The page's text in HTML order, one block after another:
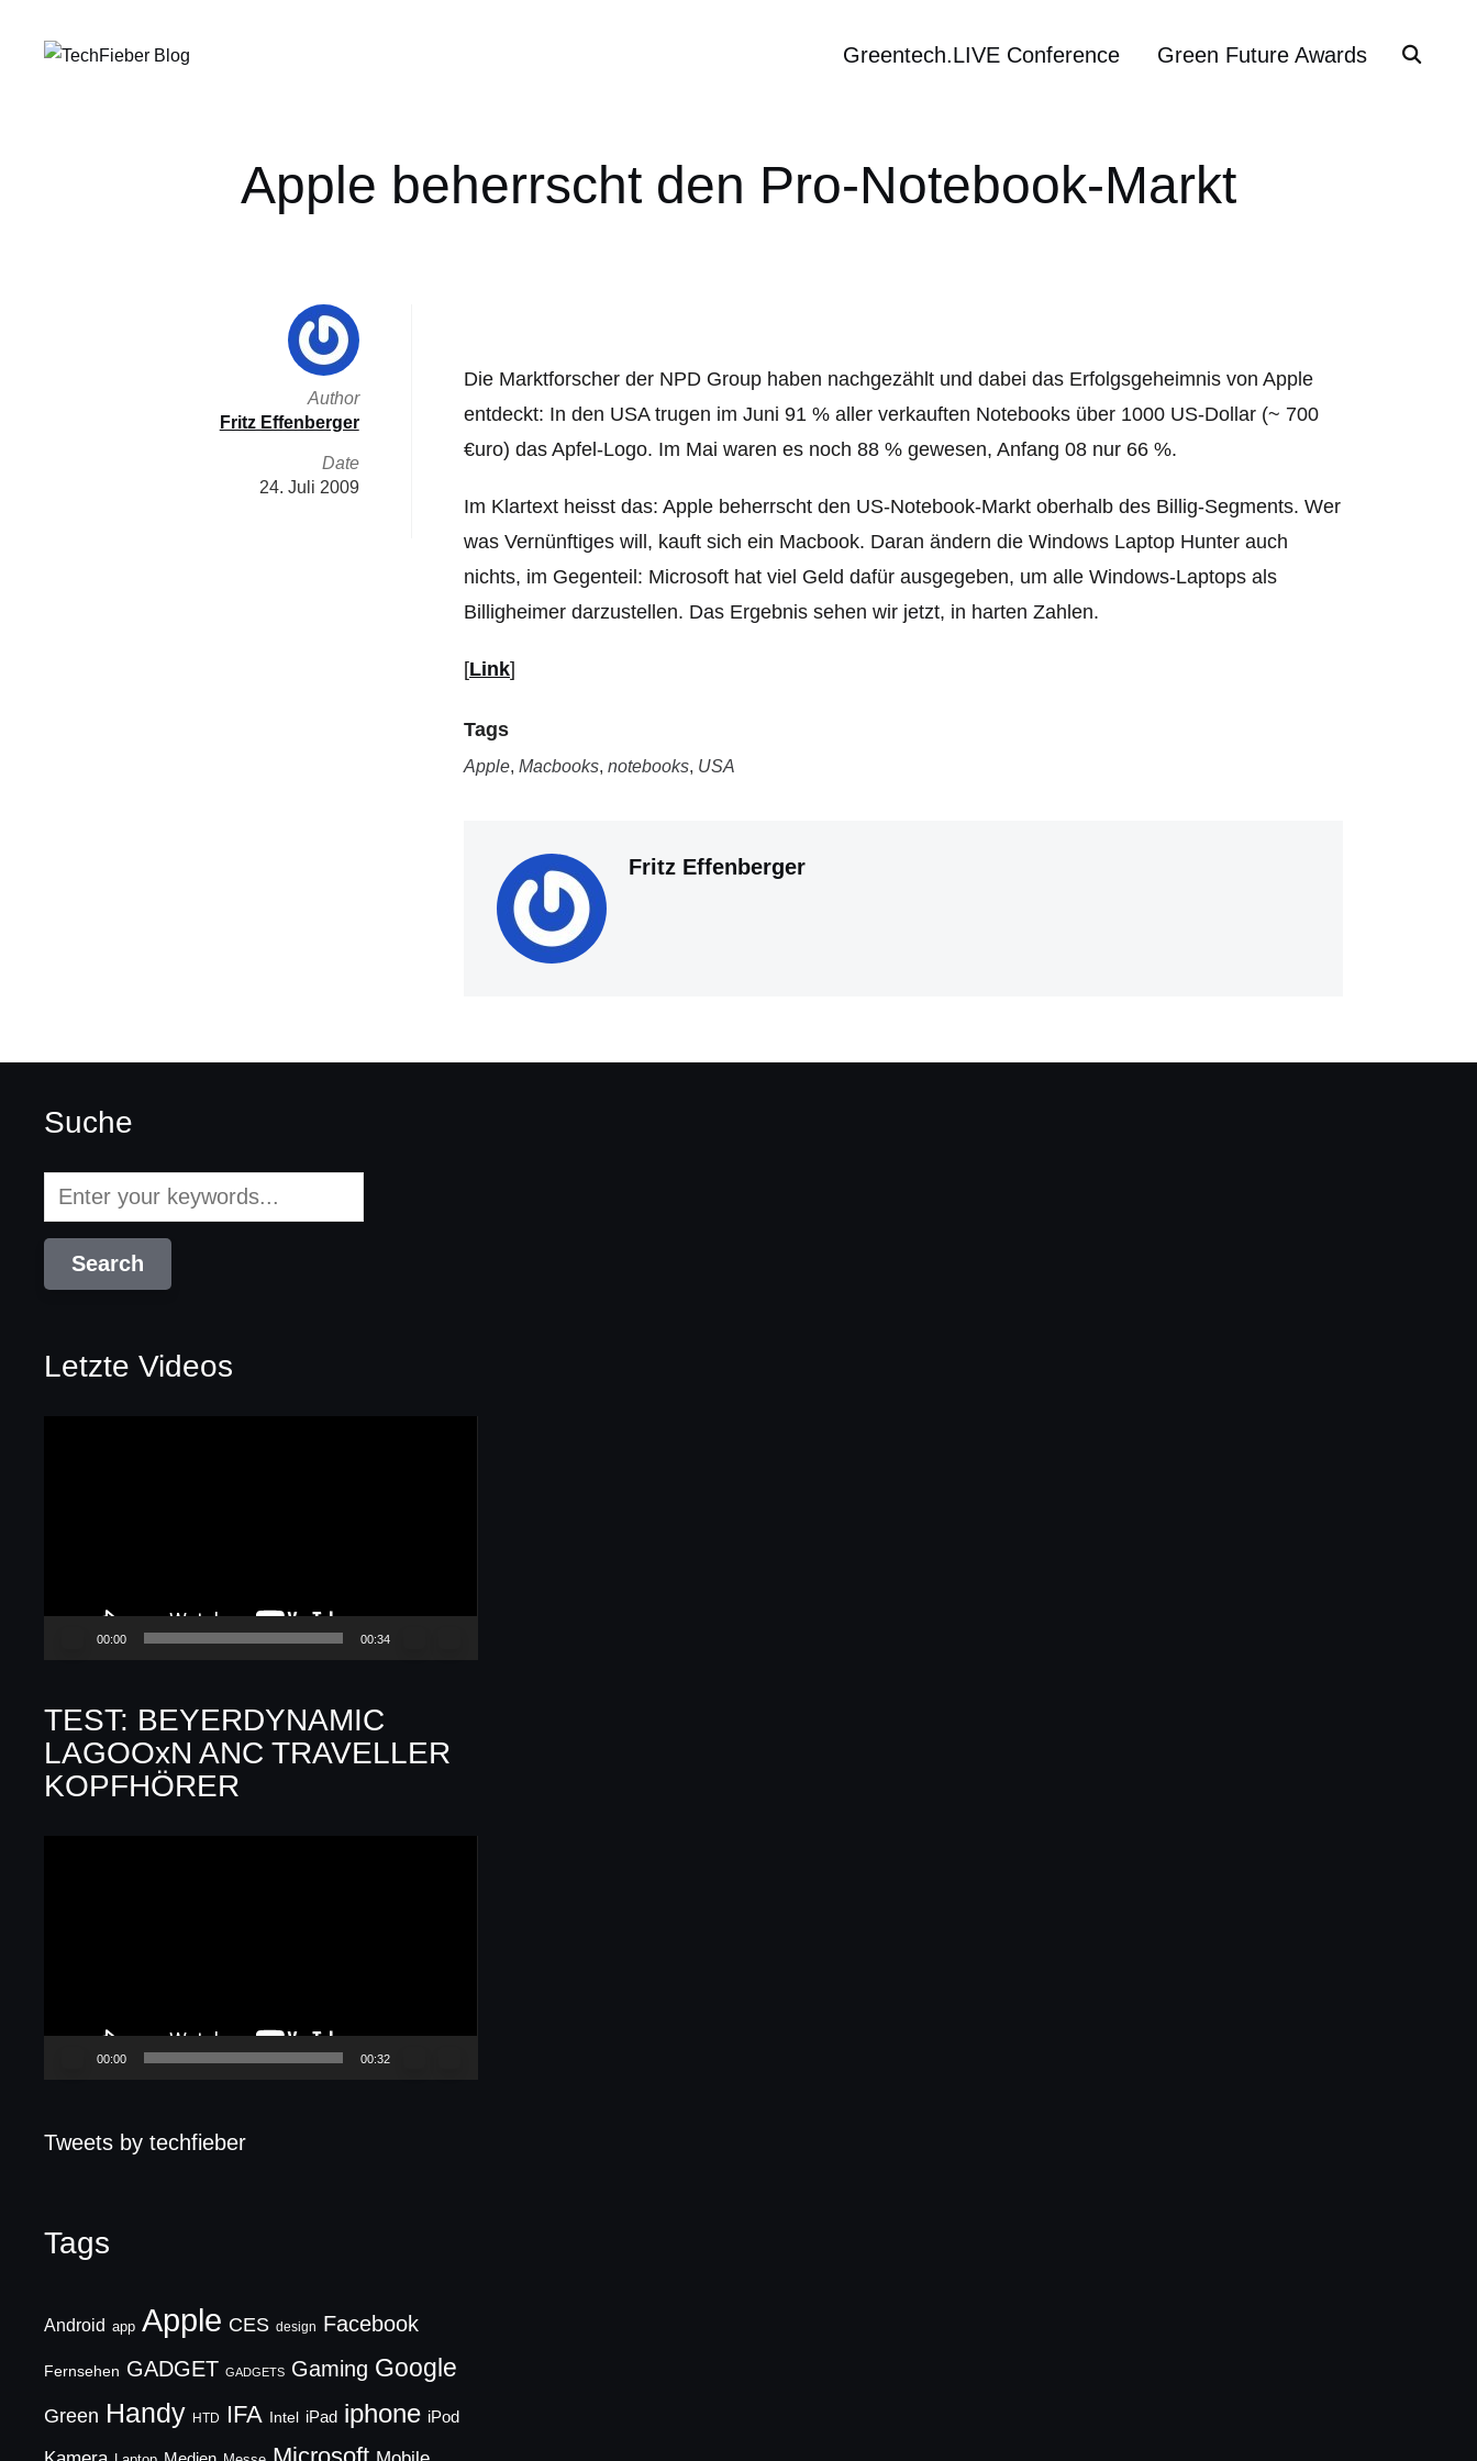
Greentech.LIVE Conference Green Future Awards
Apple beherrscht den Pro-Notebook-Markt
Die Marktforscher der NPD Group haben nachgezählt und dabei das Erfolgsgeheimnis von Apple
entdeckt: In den USA trugen im Juni 91 % aller verkauften Notebooks über 1000 US-Dollar (~ 700
€uro) das Apfel-Logo. Im Mai waren es noch 88 % gewesen, Anfang 08 nur 66 %.
Im Klartext heisst das: Apple beherrscht den US-Notebook-Markt oberhalb des Billig-Segments. Wer
was Vernünftiges will, kauft sich ein Macbook. Daran ändern die Windows Laptop Hunter auch
nichts, im Gegenteil: Microsoft hat viel Geld dafür ausgegeben, um alle Windows-Laptops als
Billigheimer darzustellen. Das Ergebnis sehen wir jetzt, in harten Zahlen.
[Link]
Tags
Apple, Macbooks, notebooks, USA
Fritz Effenberger
Author
Fritz Effenberger
Date
24. Juli 2009
Suche
Letzte Videos
00:00 00:34
TEST: BEYERDYNAMIC
LAGOOxN ANC TRAVELLER
KOPFHÖRER
00:00 00:32
Tweets by techfieber
Tags
Android app Apple CES design Facebook
Fernsehen GADGET GADGETS Gaming Google
Green Handy HTD IFA Intel iPad iphone iPod